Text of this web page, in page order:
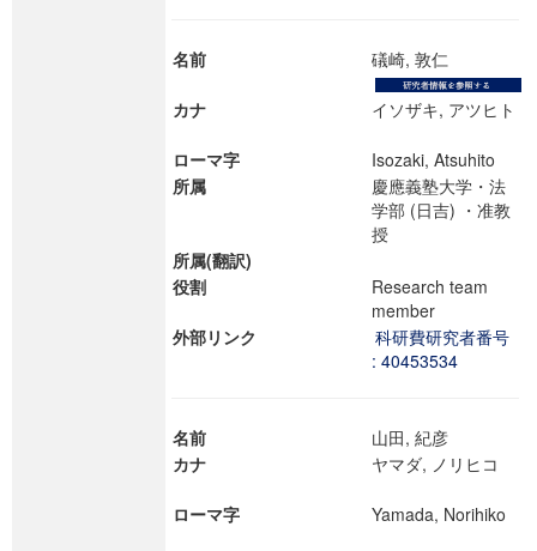
名前 礒崎, 敦仁
カナ イソザキ, アツヒト
ローマ字
Isozaki, Atsuhito
所属
慶應義塾大学・法
学部 (日吉) ・准教
授
所属(翻訳)
役割
Research team
member
外部リンク
科研費研究者番号
: 40453534
名前
山田, 紀彦
カナ
ヤマダ, ノリヒコ
ローマ字 Yamada, Norihiko